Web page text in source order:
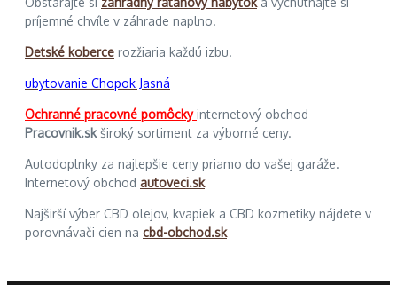
príjemné chvíle v záhrade naplno.
Detské koberce rozžiaria každú izbu.
ubytovanie Chopok Jasná
Ochranné pracovné pomôckyinternetový obchod
Pracovnik.skširoký sortiment za výborné ceny.
Autodoplnky za najlepšie ceny priamo do vašej garáže.
Internetový obchod autoveci.sk
Najširší výber CBD olejov, kvapiek a CBD kozmetiky nájdete v
porovnávači cien na cbd-obchod.sk